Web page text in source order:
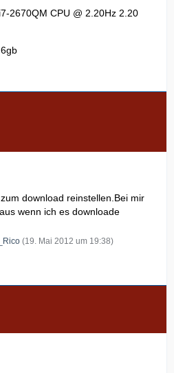
2670QM CPU @ 2.20Hz 2.20
download reinstellen.Bei mir
wenn ich es downloade
(19. Mai 2012 um 19:38)